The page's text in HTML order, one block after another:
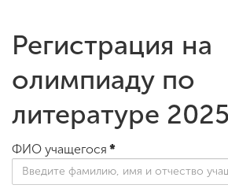
Регистрация на
олимпиаду по
литературе 2025
ФИО учащегося *